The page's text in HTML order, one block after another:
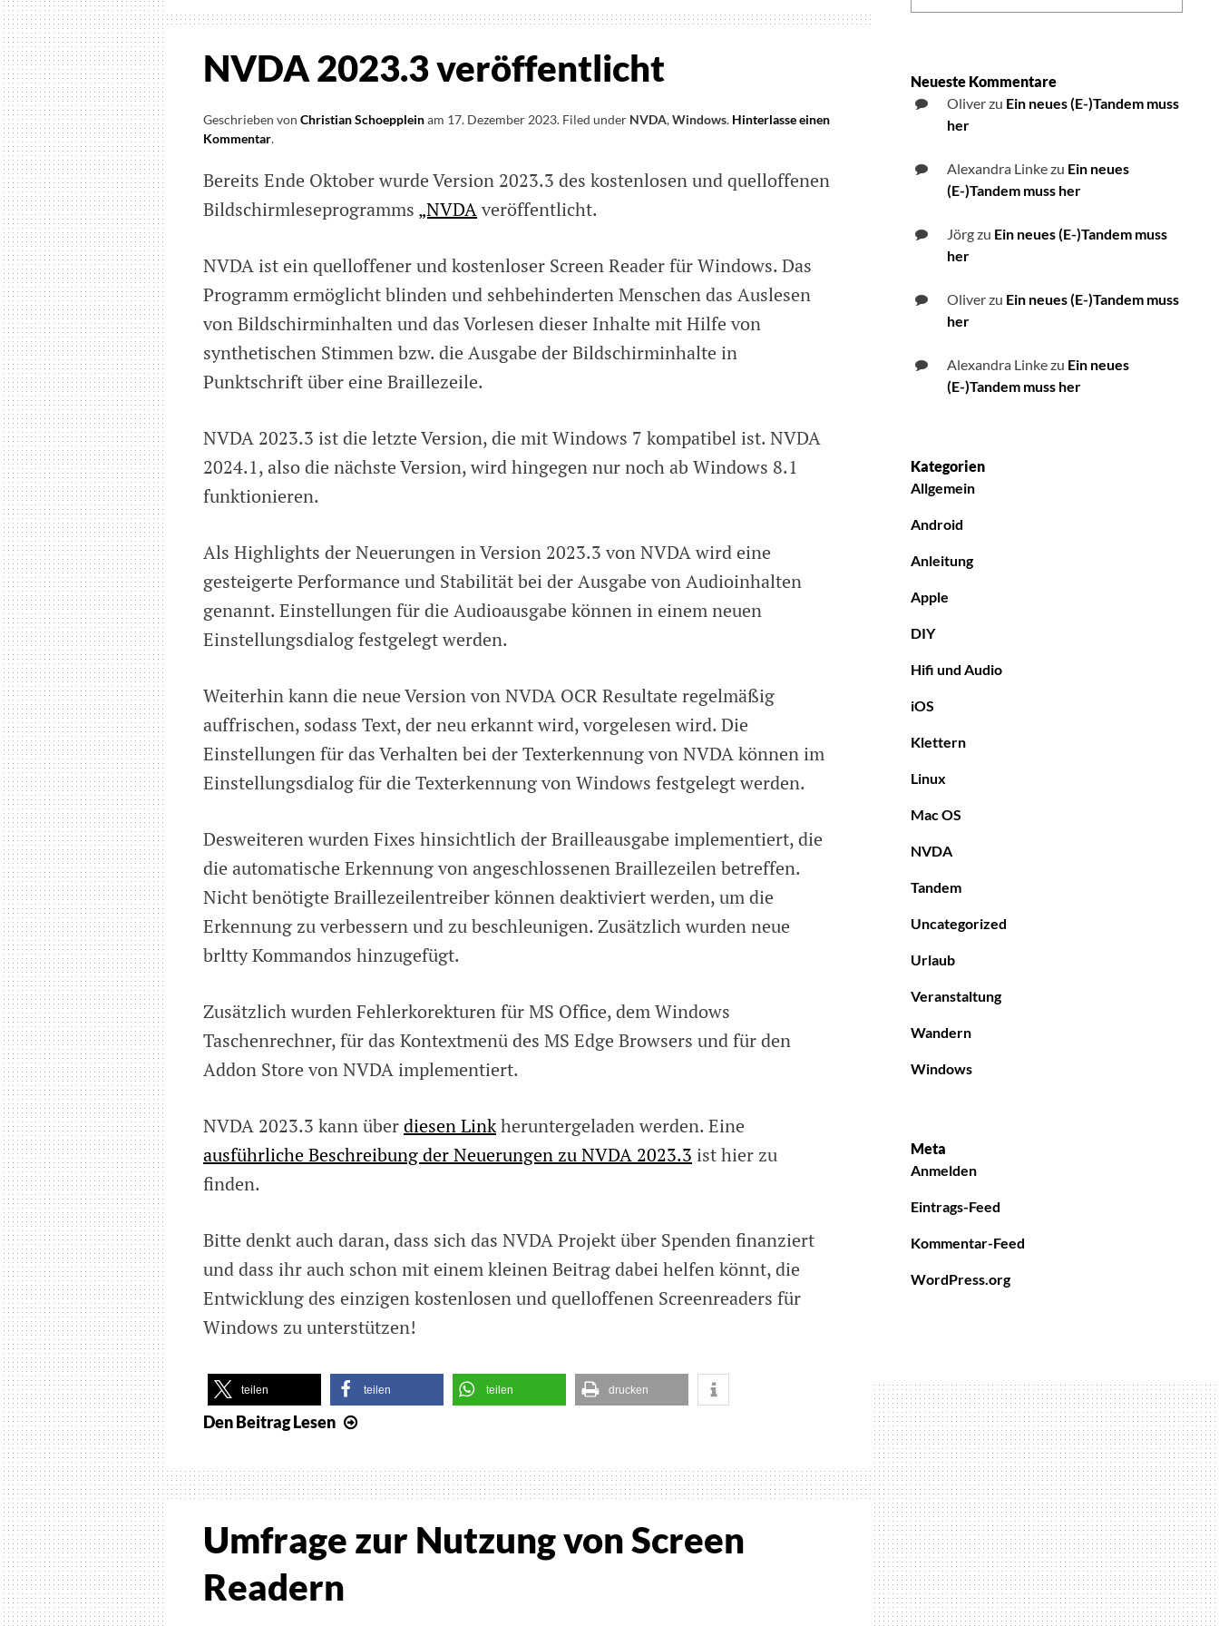
NVDA 2023.3 veröffentlicht
Geschrieben von Christian Schoeppleinam 17. Dezember 2023. Filed under NVDA,Windows. Hinterlasse einen
Kommentaron
2023.3
.
Bereits Ende Oktober wurde Version 2023.3 des kostenlosen und quelloffenen
Bildschirmleseprogramms „NVDAveröffentlicht.
NVDA ist ein quelloffener und kostenloser Screen Reader für Windows. Das
Programm ermöglicht blinden und sehbehinderten Menschen das Auslesen
von Bildschirminhalten und das Vorlesen dieser Inhalte mit Hilfe von
synthetischen Stimmen bzw. die Ausgabe der Bildschirminhalte in
Punktschrift über eine Braillezeile.
NVDA 2023.3 ist die letzte Version, die mit Windows 7 kompatibel ist. NVDA
2024.1, also die nächste Version, wird hingegen nur noch ab Windows 8.1
funktionieren.
Als Highlights der Neuerungen in Version 2023.3 von NVDA wird eine
gesteigerte Performance und Stabilität bei der Ausgabe von Audioinhalten
genannt. Einstellungen für die Audioausgabe können in einem neuen
Einstellungsdialog festgelegt werden.
Weiterhin kann die neue Version von NVDA OCR Resultate regelmäßig
auffrischen, sodass Text, der neu erkannt wird, vorgelesen wird. Die
Einstellungen für das Verhalten bei der Texterkennung von NVDA können im
Einstellungsdialog für die Texterkennung von Windows festgelegt werden.
Desweiteren wurden Fixes hinsichtlich der Brailleausgabe implementiert, die
die automatische Erkennung von angeschlossenen Braillezeilen betreffen.
Nicht benötigte Braillezeilentreiber können deaktiviert werden, um die
Erkennung zu verbessern und zu beschleunigen. Zusätzlich wurden neue
brltty Kommandos hinzugefügt.
Zusätzlich wurden Fehlerkorekturen für MS Office, dem Windows
Taschenrechner, für das Kontextmenü des MS Edge Browsers und für den
Addon Store von NVDA implementiert.
NVDA 2023.3 kann überdiesen Linkheruntergeladen werden. Eine
ausführliche Beschreibung der Neuerungen zu NVDA 2023.3 ist hier zu
finden.
Bitte denkt auch daran, dass sich das NVDA Projekt über Spenden finanziert
und dass ihr auch schon mit einem kleinen Beitrag dabei helfen könnt, die
Entwicklung des einzigen kostenlosen und quelloffenen Screenreaders für
Windows zu unterstützen!
teilen teilen teilen drucken
Den BeitragLesen
veröffentlicht
Umfrage zur Nutzung von Screen
Readern
Neueste Kommentare
Oliverzu Ein neues (E-)Tandem muss
her
Alexandra Linkezu Ein neues
(E-)Tandem muss her
Jörgzu Ein neues (E-)Tandem muss
her
Oliverzu Ein neues (E-)Tandem muss
her
Alexandra Linkezu Ein neues
(E-)Tandem muss her
Kategorien
Allgemein
Android
Anleitung
Apple
DIY
Hifi und Audio
iOS
Klettern
Linux
Mac OS
NVDA
Tandem
Uncategorized
Urlaub
Veranstaltung
Wandern
Windows
Meta
Anmelden
Eintrags-Feed
Kommentar-Feed
WordPress.org